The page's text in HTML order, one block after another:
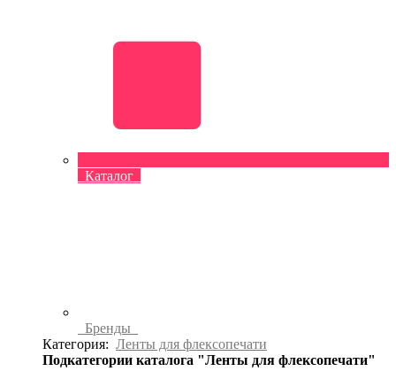
Каталог
Бренды
Категория: Ленты для флексопечати
Подкатегории каталога "Ленты для флексопечати"